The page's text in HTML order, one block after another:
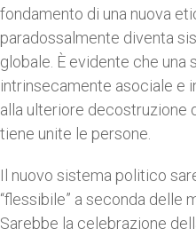
fondamento di una nuova
paradossalmente diventa
globale. È evidente che una
intrinsecamente asociale e
alla ulteriore decostruzione
tiene unite le persone.
Il nuovo sistema politico
“flessibile” a seconda delle
Sarebbe la celebrazione